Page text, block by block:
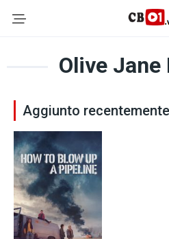
Olive Jane
Aggiunto recentemente